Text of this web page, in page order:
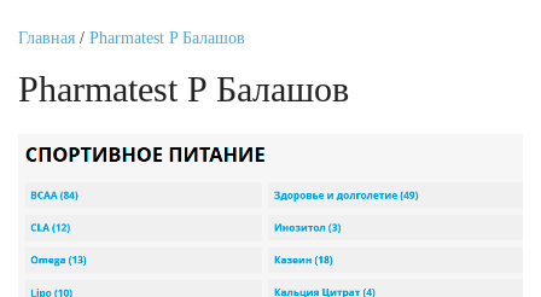
Главная / Pharmatest P Балашов
Pharmatest P Балашов